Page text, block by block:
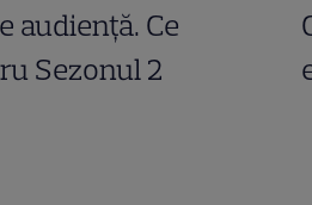
audiență. Ce
Sezonul 2